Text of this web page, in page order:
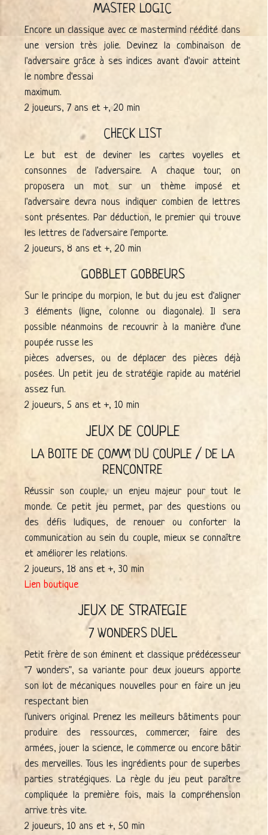
MASTER LOGIC
Encore un classique avec ce mastermind réédité dans
une version très jolie. Devinez la combinaison de
l'adversaire grâce à ses indices avant d'avoir atteint
le nombre d'essai
maximum.
2 joueurs, 7 ans et +, 20 min
CHECK LIST
Le but est de deviner les cartes voyelles et
consonnes de l'adversaire. A chaque tour, on
proposera un mot sur un thème imposé et
l'adversaire devra nous indiquer combien de lettres
sont présentes. Par déduction, le premier qui trouve
les lettres de l'adversaire l'emporte.
2 joueurs, 8 ans et +, 20 min
GOBBLET GOBBEURS
Sur le principe du morpion, le but du jeu est d'aligner
3 éléments (ligne, colonne ou diagonale). Il sera
possible néanmoins de recouvrir à la manière d'une
poupée russe les
pièces adverses, ou de déplacer des pièces déjà
posées. Un petit jeu de stratégie rapide au matériel
assez fun.
2 joueurs, 5 ans et +, 10 min
JEUX DE COUPLE
LA BOITE DE COMM' DU COUPLE / DE LA
RENCONTRE
Réussir son couple, un enjeu majeur pour tout le
monde. Ce petit jeu permet, par des questions ou
des défis ludiques, de renouer ou conforter la
communication au sein du couple, mieux se connaître
et améliorer les relations.
2 joueurs, 18 ans et +, 30 min
Lien boutique
JEUX DE STRATEGIE
7 WONDERS DUEL
Petit frère de son éminent et classique prédécesseur
"7 wonders", sa variante pour deux joueurs apporte
son lot de mécaniques nouvelles pour en faire un jeu
respectant bien
l'univers original. Prenez les meilleurs bâtiments pour
produire des ressources, commercer, faire des
armées, jouer la science, le commerce ou encore bâtir
des merveilles. Tous les ingrédients pour de superbes
parties stratégiques. La règle du jeu peut paraître
compliquée la première fois, mais la compréhension
arrive très vite.
2 joueurs, 10 ans et +, 50 min